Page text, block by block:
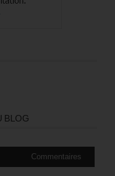
BLOG
Commentaires